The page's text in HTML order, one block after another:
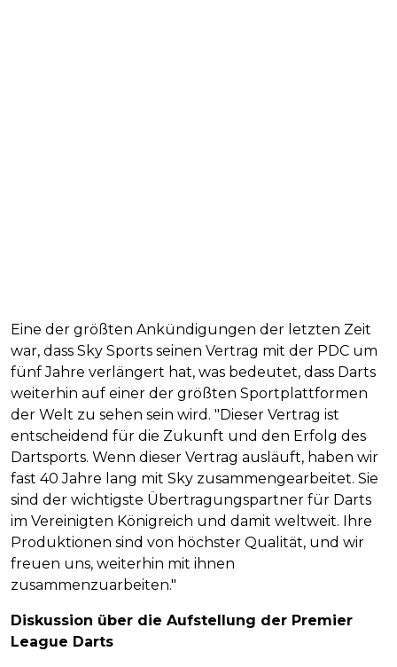
Eine der größten Ankündigungen der letzten Zeit
war, dass Sky Sports seinen Vertrag mit der PDC um
fünf Jahre verlängert hat, was bedeutet, dass Darts
weiterhin auf einer der größten Sportplattformen
der Welt zu sehen sein wird. "Dieser Vertrag ist
entscheidend für die Zukunft und den Erfolg des
Dartsports. Wenn dieser Vertrag ausläuft, haben wir
fast 40 Jahre lang mit Sky zusammengearbeitet. Sie
sind der wichtigste Übertragungspartner für Darts
im Vereinigten Königreich und damit weltweit. Ihre
Produktionen sind von höchster Qualität, und wir
freuen uns, weiterhin mit ihnen
zusammenzuarbeiten."
Diskussion über die Aufstellung der Premier
League Darts